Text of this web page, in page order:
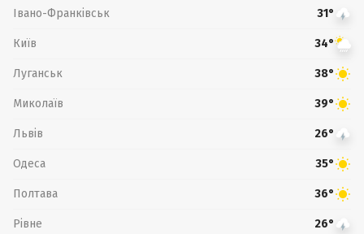
Івано-Франківськ 31°
Київ 34°
Луганськ 38°
Миколаїв 39°
Львів 26°
Одеса 35°
Полтава 36°
Рівне 26°